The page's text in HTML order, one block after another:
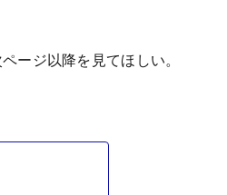
ージ以降を見てほしい。